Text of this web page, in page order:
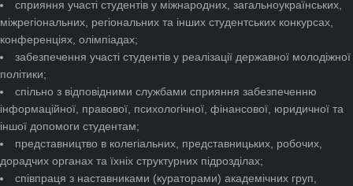
сприяння участі студентів у міжнародних, загальноукраїнських,
міжрегіональних, регіональних та інших студентських конкурсах,
конференціях, олімпіадах;
забезпечення участі студентів у реалізації державної молодіжної
політики;
спільно з відповідними службами сприяння забезпеченню
інформаційної, правової, психологічної, фінансової, юридичної та
іншої допомоги студентам;
представництво в колегіальних, представницьких, робочих,
дорадчих органах та їхніх структурних підрозділах;
співпраця з наставниками (кураторами) академічних груп,